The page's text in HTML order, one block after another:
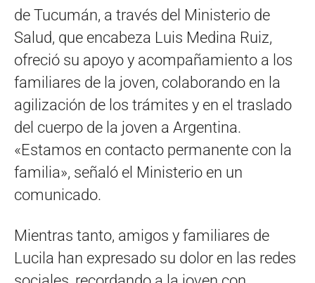
de Tucumán, a través del Ministerio de
Salud, que encabeza Luis Medina Ruiz,
ofreció su apoyo y acompañamiento a los
familiares de la joven, colaborando en la
agilización de los trámites y en el traslado
del cuerpo de la joven a Argentina.
«Estamos en contacto permanente con la
familia», señaló el Ministerio en un
comunicado.
Mientras tanto, amigos y familiares de
Lucila han expresado su dolor en las redes